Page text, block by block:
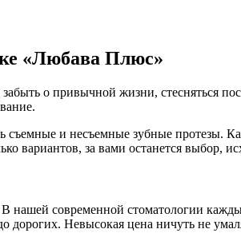
«Любава Плюс»
о привычной жизни, стесняться
и несъемные зубные протезы.
вариантов, за вами останется выбор,
современной стоматологии
Невысокая цена ничуть не